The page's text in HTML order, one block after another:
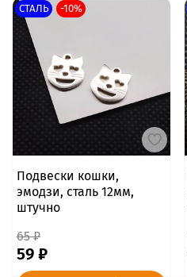
СТАЛЬ -10%
Подвески кошки,
эмодзи, сталь 12мм,
штучно
65 ₽
59 ₽